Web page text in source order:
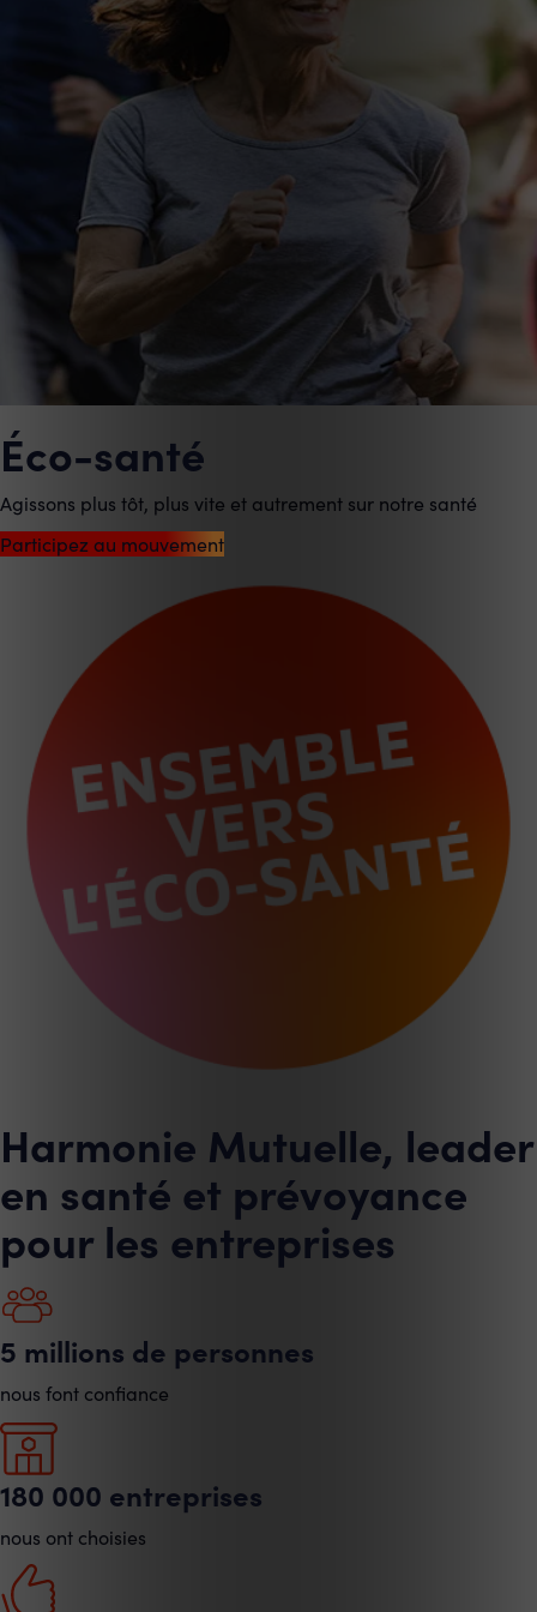
Éco-santé
Agissons plus tôt, plus vite et autrement sur notre santé
Participez au mouvement
Harmonie Mutuelle, leader
en santé et prévoyance
pour les entreprises
5 millions de personnes
nous font confiance
180 000 entreprises
nous ont choisies